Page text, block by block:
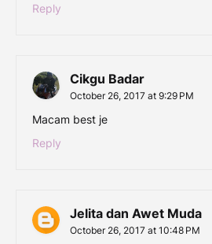
Reply
Cikgu Badar
October 26, 2017 at 9:29 PM
Macam best je
Reply
Jelita dan Awet Muda
October 26, 2017 at 10:48 PM